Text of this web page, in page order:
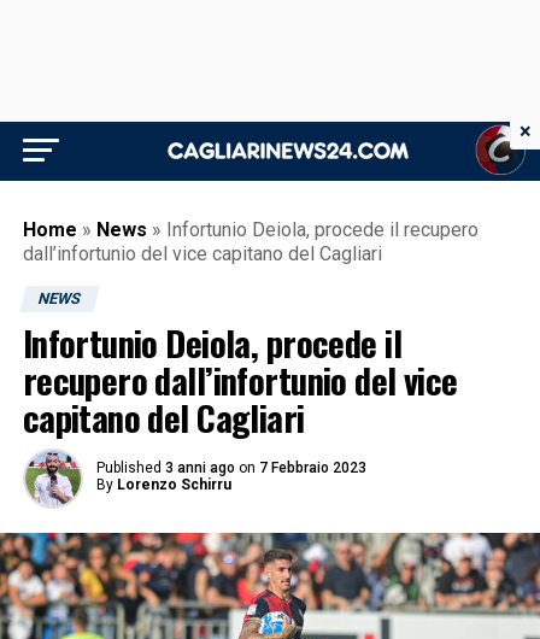
Home » News » Infortunio Deiola, procede il recupero
dall’infortunio del vice capitano del Cagliari
NEWS
Infortunio Deiola, procede il
recupero dall’infortunio del vice
capitano del Cagliari
Published 3 anni ago on 7 Febbraio 2023
By Lorenzo Schirru
×